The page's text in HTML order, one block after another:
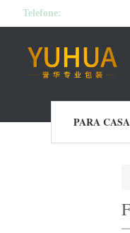
Telefone:
PARA CASA